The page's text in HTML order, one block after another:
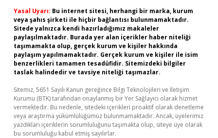
Yasal Uyarı: Bu internet sitesi, herhangi bir marka, kurum
veya şahıs şirketi ile hiçbir bağlantısı bulunmamaktadır.
Sitede yalnızca kendi hazırladığımız makaleler
paylaşılmaktadır. Burada yer alan içerikler haber niteliği
taşımamakta olup, gerçek kurum ve kişiler hakkında
paylaşım yapılmamaktadır. Gerçek kurum ve kişiler ile isim
benzerlikleri tamamen tesadüfidir. Sitemizdeki bilgiler
taslak halindedir ve tavsiye niteliği taşımazlar.
Sitemiz, 5651 Sayılı Kanun gereğince Bilgi Teknolojileri ve İletişim
Kurumu (BTK) tarafından onaylanmış bir Yer Sağlayıcı olarak hizmet
vermektedir. Bu nedenle, sitedeki içerikleri proaktif olarak denetleme
veya araştırma yükümlülüğümüz bulunmamaktadır. Ancak, üyelerimiz
yazdıkları içeriklerin sorumluluğunu taşımakta olup, siteye üye olarak
bu sorumluluğu kabul etmiş sayılırlar.